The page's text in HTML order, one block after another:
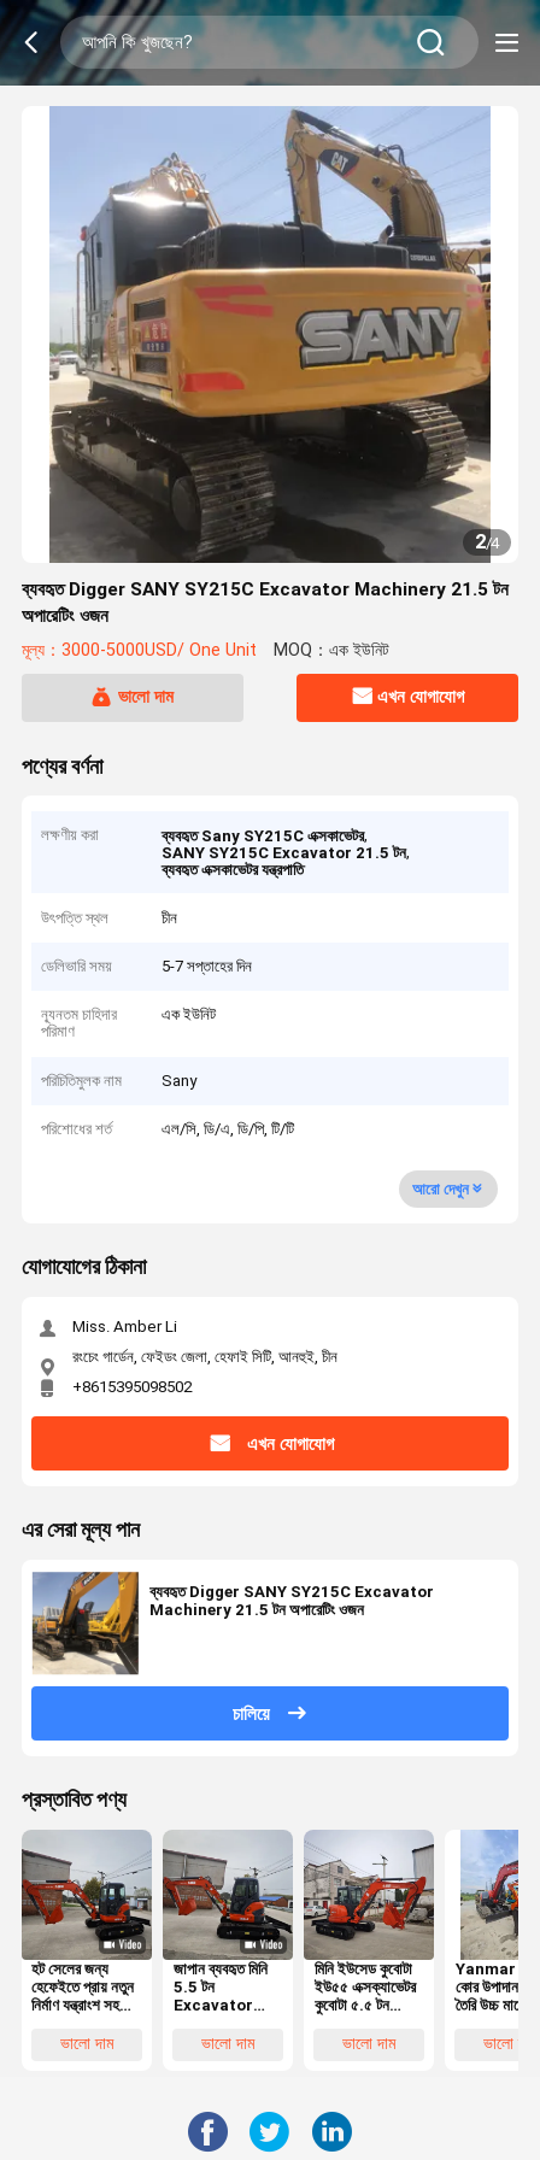
2/4
ব্যবহৃত Digger SANY SY215C Excavator Machinery 21.5 টন
অপারেটিং ওজন
মূল্য：3000-5000USD/ One Unit MOQ：এক ইউনিট
ভালো দাম এখন যোগাযোগ
পণ্যের বর্ণনা
লক্ষণীয় করা ব্যবহৃত Sany SY215C এক্সকাভেটর,
SANY SY215C Excavator 21.5 টন,
ব্যবহৃত এক্সকাভেটর যন্ত্রপাতি
উৎপত্তি স্থল চীন
ডেলিভারি সময় 5-7 সপ্তাহের দিন
ন্যূনতম চাহিদার
পরিমাণ
এক ইউনিট
পরিচিতিমুলক নাম Sany
পরিশোধের শর্ত এল/সি, ডি/এ, ডি/পি, টি/টি
আরো দেখুন
যোগাযোগের ঠিকানা
Miss. Amber Li
রংচেং গার্ডেন, ফেইডং জেলা, হেফাই সিটি, আনহুই, চীন
+8615395098502
এখন যোগাযোগ
এর সেরা মূল্য পান
ব্যবহৃত Digger SANY SY215C Excavator
Machinery 21.5 টন অপারেটিং ওজন
চালিয়ে
প্রস্তাবিত পণ্য
হট সেলের জন্য
হেফেইতে প্রায় নতুন
নির্মাণ যন্ত্রাংশ সহ
U55 এক্সকাভেটর ৫
ভালো দাম
জাপান ব্যবহৃত মিনি
5.5 টন
Excavator
সেকেন্ড হ্যান্ড ছোট
Bagger সঙ্গে কৃষি
জন্য EPA
ভালো দাম
মিনি ইউসেড কুবোটা
ইউ৫৫ এক্সক্যাভেটর
কুবোটা ৫.৫ টন
ইউ১৭ এক্সক্যাভেটর
ভালো দাম
Yanmar
কোর উপাদান
তৈরি উচ্চ মানের
VIO80 মিনি
ভালো দাম